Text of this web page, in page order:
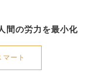
間の労力を最小化
マート